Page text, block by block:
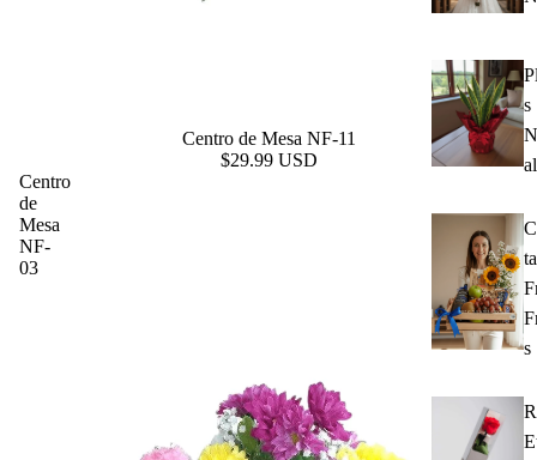
s
s
Centro de Mesa NF-11
$29.99 USD
Centro
de
Mesa
NF-
03